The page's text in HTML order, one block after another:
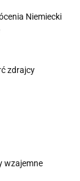
Niemiecki
zdrajcy
wzajemne